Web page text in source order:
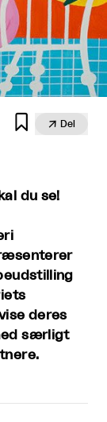
  Del
du se!
deres
særligt